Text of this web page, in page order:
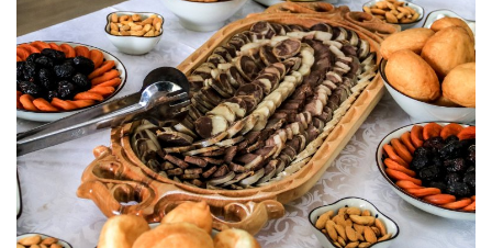
МИР
СПЕЦПРОЕКТЫ
СПОРТ
Чек-лист